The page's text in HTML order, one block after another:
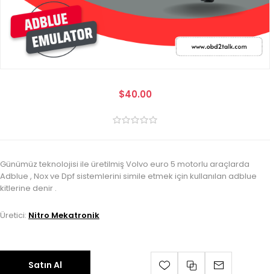
$40.00
Günümüz teknolojisi ile üretilmiş Volvo euro 5 motorlu araçlarda
Adblue , Nox ve Dpf sistemlerini simile etmek için kullanılan adblue
kitlerine denir .
Üretici: Nitro Mekatronik
Satın Al